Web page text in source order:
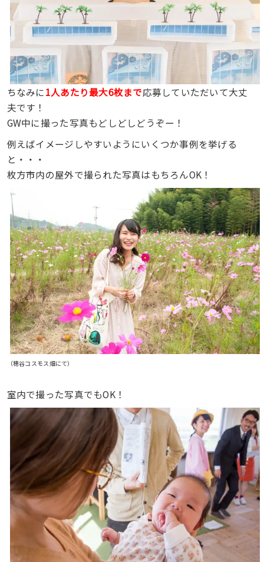
ちなみに1人あたり最大6枚まで応募していただいて大丈
夫です！
GW中に撮った写真もどしどしどうぞー！
例えばイメージしやすいようにいくつか事例を挙げる
と・・・
枚方市内の屋外で撮られた写真はもちろんOK！
（穂谷コスモス畑にて）
室内で撮った写真でもOK！